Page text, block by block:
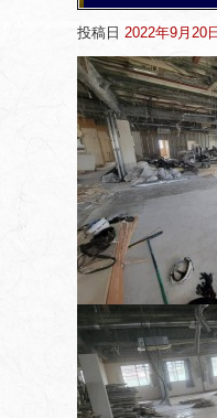
投稿日 2022年9月20日